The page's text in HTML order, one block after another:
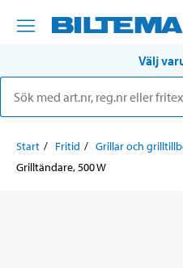
Välj
Start Fritid Grillar och
Grilltändare, 500 W